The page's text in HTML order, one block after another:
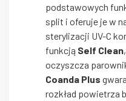
podstawowych
split i oferuje je w
sterylizacji UV-C
funkcją Self Clean
oczyszcza
Coanda Plus
rozkład powietrza